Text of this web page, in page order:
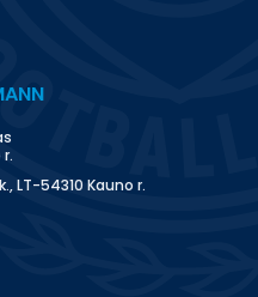
LT-54310 Kauno r.